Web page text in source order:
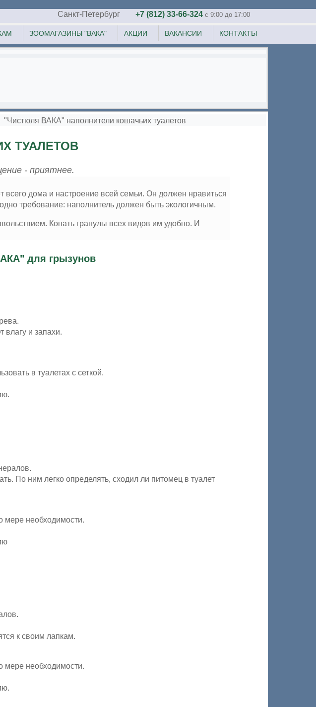
Санкт-Петербург +7 (812) 33-66-324 c 9:00 до 17:00
КОНТАКТЫ
ВАКАНСИИ
АКЦИИ
ЗООМАГАЗИНЫ "ВАКА"
"Чистюля ВАКА" наполнители кошачьих туалетов
ТУАЛЕТОВ
- приятнее.
всего дома и настроение всей семьи. Он должен нравиться
требование: наполнитель должен быть экологичным.
Копать гранулы всех видов им удобно. И
для грызунов
и запахи.
в туалетах с сеткой.
По ним легко определять, сходил ли питомец в туалет
мере необходимости.
к своим лапкам.
мере необходимости.